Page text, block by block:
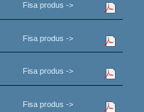
Fisa produs ->
Fisa produs ->
Fisa produs ->
Fisa produs ->